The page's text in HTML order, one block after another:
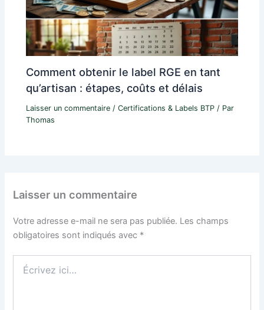
Comment obtenir le label RGE en tant
qu’artisan : étapes, coûts et délais
Laisser un commentaire /Certifications & Labels BTP / Par
Thomas
Laisser un commentaire
Votre adresse e-mail ne sera pas publiée. Les champs
obligatoires sont indiqués avec *
ici…